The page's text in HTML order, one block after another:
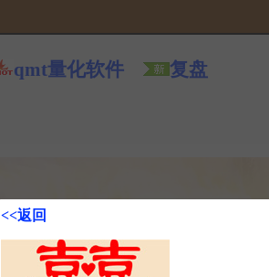
qmt量化软件 复盘
<<返回